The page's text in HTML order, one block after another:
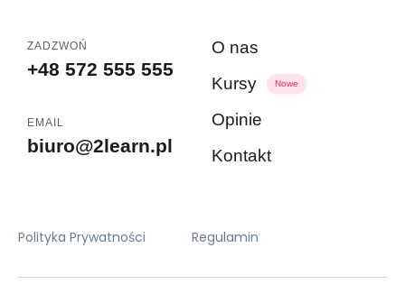
ZADZWOŃ
+48 572 555 555
EMAIL
biuro@2learn.pl
O nas
Kursy
Nowe
Opinie
Kontakt
Polityka Prywatności Regulamin